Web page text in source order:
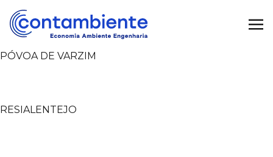
PÓVOA DE VARZIM
RESIALENTEJO